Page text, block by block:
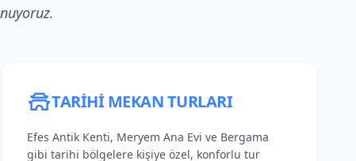
TARIHI MEKAN TURLARI
Efes Antik Kenti, Meryem Ana Evi ve Bergama
gibi tarihi bölgelere kişiye özel, konforlu tur